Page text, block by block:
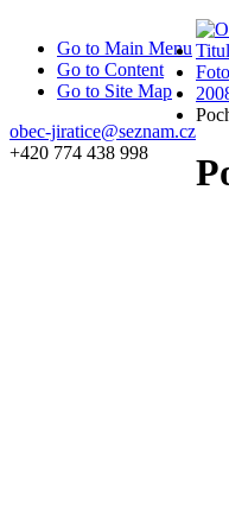
Go to Main Menu
Go to Content
Go to Site Map
obec-jiratice@seznam.cz
+420 774 438 998